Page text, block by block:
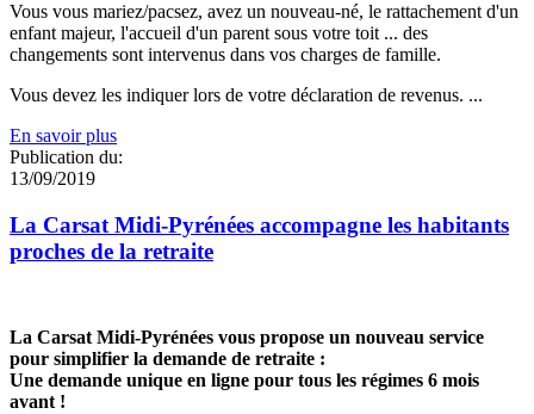
Vous vous mariez/pacsez, avez un nouveau-né, le rattachement d'un
enfant majeur, l'accueil d'un parent sous votre toit ... des
changements sont intervenus dans vos charges de famille.
Vous devez les indiquer lors de votre déclaration de revenus. ...
En savoir plus
Publication du:
13/09/2019
La Carsat Midi-Pyrénées accompagne les habitants
proches de la retraite
La Carsat Midi-Pyrénées vous propose un nouveau service
pour simplifier la demande de retraite :
Une demande unique en ligne pour tous les régimes 6 mois
avant !